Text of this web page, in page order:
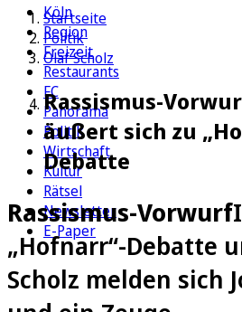
Köln
Region
Freizeit
Restaurants
FC
Panorama
Politik
Wirtschaft
Kultur
Rätsel
Newsletter
E-Paper
Startseite
Politik
Olaf Scholz
Rassismus-
äußert sich zu
Debatte
Rassismus-Vorwurf
„Hofnarr“-Debatte
Scholz melden sich